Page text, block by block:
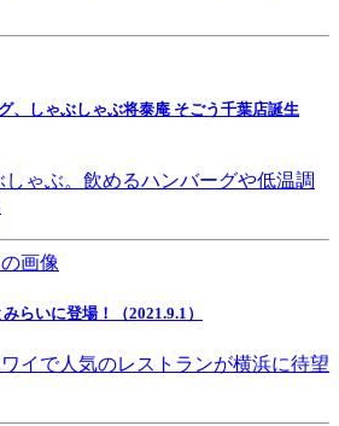
、しゃぶしゃぶ将泰庵 そごう千葉店誕生
ゃぶ。飲めるハンバーグや低温調
らいに登場！（2021.9.1）
イで人気のレストランが横浜に待望